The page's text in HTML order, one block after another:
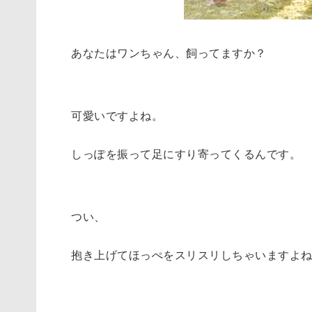
あなたはワンちゃん、飼ってますか？
可愛いですよね。
しっぽを振って足にすり寄ってくるんです。
つい、
抱き上げてほっぺをスリスリしちゃいますよ